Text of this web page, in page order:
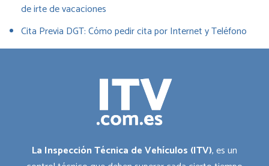
de irte de vacaciones
Cita Previa DGT: Cómo pedir cita por Internet y Teléfono
La Inspección Técnica de Vehículos (ITV), es un